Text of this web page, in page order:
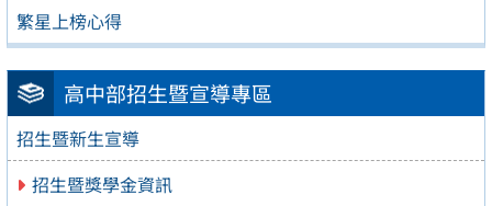
繁星上榜心得
高中部招生暨宣導專區
招生暨新生宣導
招生暨獎學金資訊